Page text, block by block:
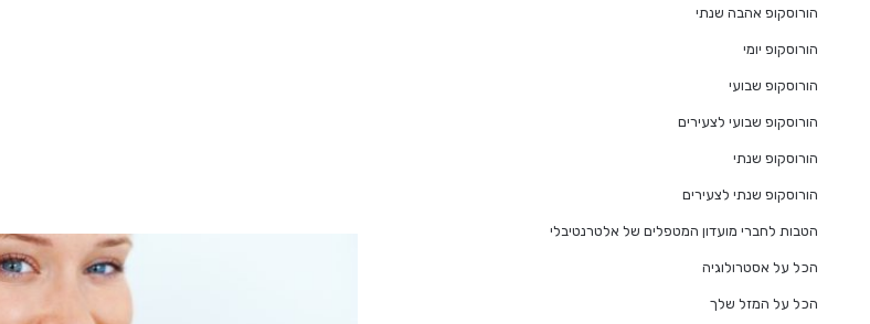
הורוסקופ אהבה שנתי
הורוסקופ יומי
הורוסקופ שבועי
הורוסקופ שבועי לצעירים
הורוסקופ שנתי
הורוסקופ שנתי לצעירים
הטבות לחברי מועדון המטפלים של אלטרנטיבלי
הכל על אסטרולוגיה
הכל על המזל שלך